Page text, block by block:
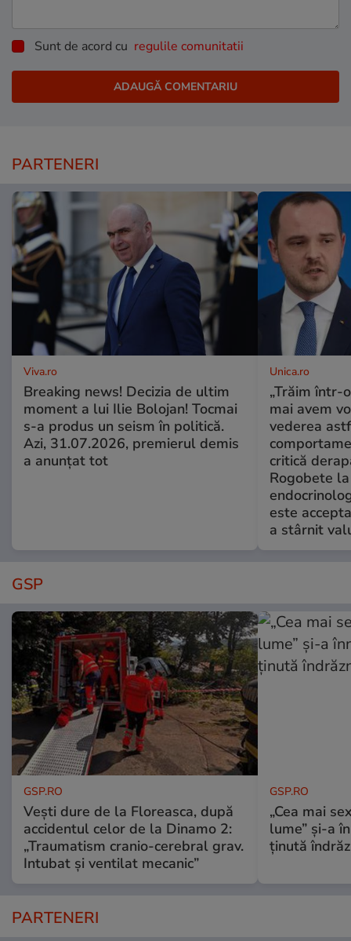
Sunt de acord cu regulile comunitatii
PARTENERI
Viva.ro
Breaking news! Decizia de ultim
moment a lui Ilie Bolojan! Tocmai
s-a produs un seism în politică.
Azi, 31.07.2026, premierul demis
a anunțat tot
Unica.ro
„Trăim într-
mai avem
vederea
critică
Rogobete
este
a stârnit
GSP
GSP.RO
Vești dure de la Floreasca, după
accidentul celor de la Dinamo 2:
„Traumatism cranio-cerebral grav.
Intubat și ventilat mecanic”
GSP.RO
„Cea mai
lume” și-a
ținută
PARTENERI